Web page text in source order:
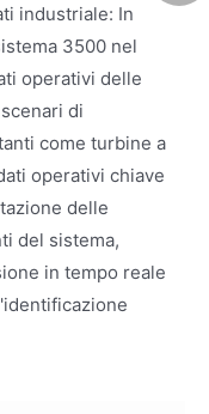
industriale: In
3500 nel
operativi delle
di
come turbine a
operativi chiave
delle
del sistema,
in tempo reale